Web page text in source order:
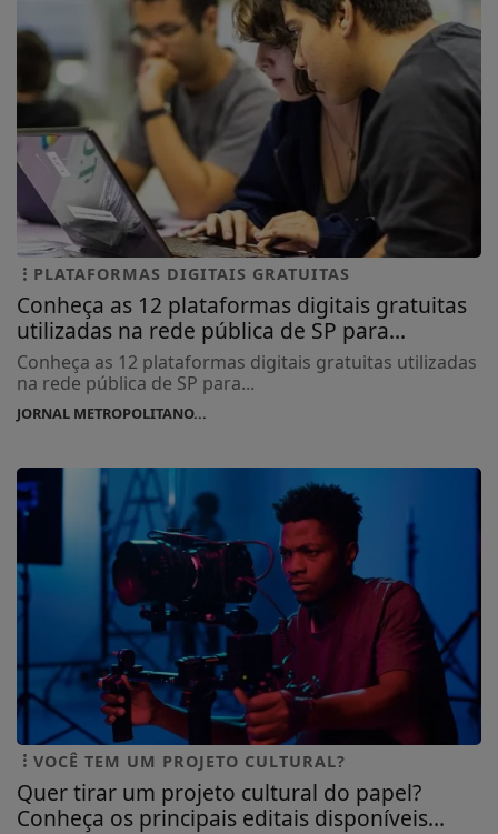
PLATAFORMAS DIGITAIS GRATUITAS
Conheça as 12 plataformas digitais gratuitas
utilizadas na rede pública de SP para...
Conheça as 12 plataformas digitais gratuitas utilizadas
na rede pública de SP para...
JORNAL METROPOLITANO...
VOCÊ TEM UM PROJETO CULTURAL?
Quer tirar um projeto cultural do papel?
Conheça os principais editais disponíveis...